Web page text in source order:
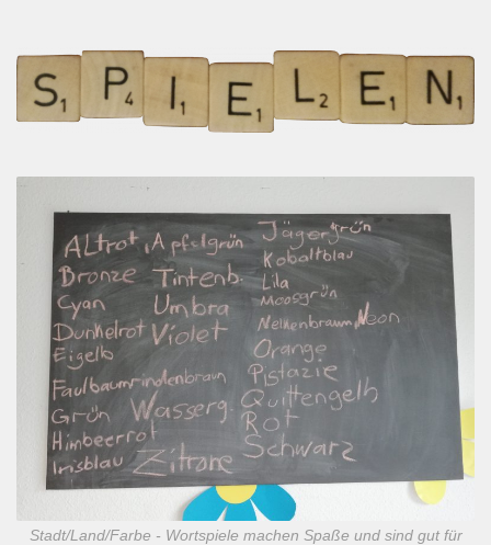
Stadt/Land/Farbe - Wortspiele machen Spaße und sind gut für